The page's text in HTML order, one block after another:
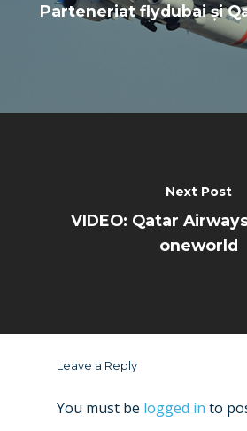
Parteneriat flydubai și
Next Post
VIDEO: Qatar
oneworld
Leave a Reply
You must be logged in to